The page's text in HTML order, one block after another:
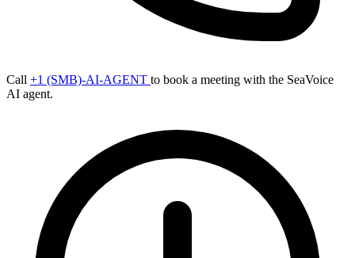
Call +1 (SMB)-AI-AGENT to book a meeting with the SeaVoice
AI agent.